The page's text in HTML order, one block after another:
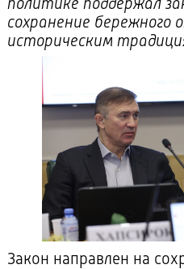
политике поддержал
сохранение бережного
историческим
Закон направлен на